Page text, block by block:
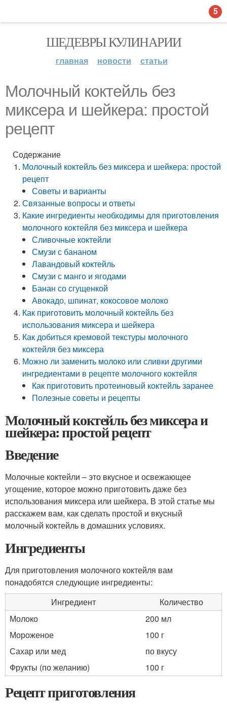
ШЕДЕВРЫ КУЛИНАРИИ
главная новости статьи
Молочный коктейль без
миксера и шейкера: простой
рецепт
Содержание
Молочный коктейль без миксера и шейкера: простой
рецепт
Советы и варианты
Связанные вопросы и ответы
Какие ингредиенты необходимы для приготовления
молочного коктейля без миксера и шейкера
Сливочные коктейли
Смузи с бананом
Лавандовый коктейль
Смузи с манго и ягодами
Банан со сгущенкой
Авокадо, шпинат, кокосовое молоко
Как приготовить молочный коктейль без
использования миксера и шейкера
Как добиться кремовой текстуры молочного
коктейля без миксера
Можно ли заменить молоко или сливки другими
ингредиентами в рецепте молочного коктейля
Как приготовить протеиновый коктейль заранее
Полезные советы и рецепты
Молочный коктейль без миксера и
шейкера: простой рецепт
Введение
Молочные коктейли – это вкусное и освежающее
угощение, которое можно приготовить даже без
использования миксера или шейкера. В этой статье мы
расскажем вам, как сделать простой и вкусный
молочный коктейль в домашних условиях.
Ингредиенты
Для приготовления молочного коктейля вам
понадобятся следующие ингредиенты:
Ингредиент
Количество
Молоко
200 мл
Мороженое
100 г
Сахар или мед
по вкусу
Фрукты (по желанию)
100 г
Рецепт приготовления
5